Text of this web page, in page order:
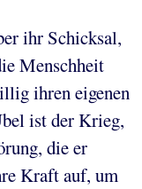
ihr Schicksal,
Menschheit
ihren eigenen
ist der Krieg,
die er
Kraft auf, um